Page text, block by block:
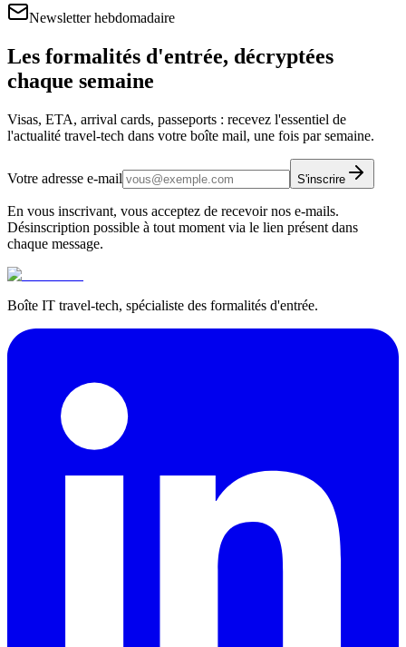
Newsletter hebdomadaire
Les formalités d'entrée, décryptées
chaque semaine
Visas, ETA, arrival cards, passeports : recevez l'essentiel de
l'actualité travel-tech dans votre boîte mail, une fois par semaine.
Votre adresse e-mail S'inscrire
En vous inscrivant, vous acceptez de recevoir nos e-mails.
Désinscription possible à tout moment via le lien présent dans
chaque message.
Boîte IT travel-tech, spécialiste des formalités d'entrée.